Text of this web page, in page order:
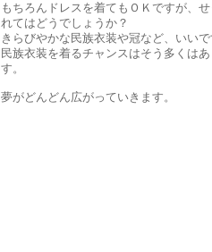
もちろんドレスを着てもＯＫですが、
れてはどうでしょうか？
きらびやかな民族衣装や冠など、いい
民族衣装を着るチャンスはそう多くは
す。
夢がどんどん広がっていきます。